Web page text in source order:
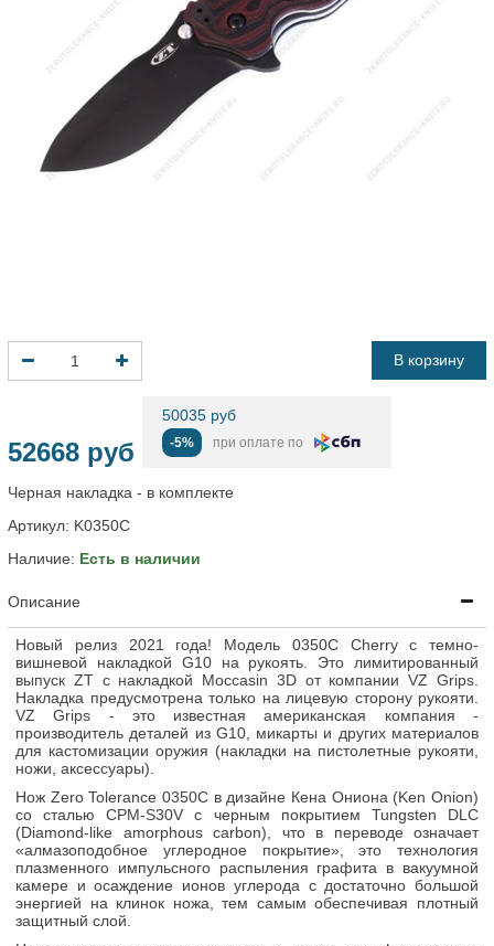
В корзину
52668 руб
50035 руб
-5% при оплате по
Черная накладка - в комплекте
Артикул: K0350C
Наличие: Есть в наличии
Описание
Новый релиз 2021 года! Модель 0350С Cherryс темно-
вишневой накладкой G10 на рукоять.
Это лимитированный
выпуск ZT с накладкой Moccasin 3D от компании VZ Grips.
Накладка предусмотрена только на лицевую сторону рукояти.
VZ Grips - это известная американская компания -
производитель деталей из G10, микарты и других материалов
для кастомизации оружия (накладки на пистолетные рукояти,
ножи, аксессуары).
Нож Zero Tolerance 0350C в дизайне Кена Ониона (Ken Onion)
со сталью CPM-S30V с черным покрытием Tungsten DLC
(Diamond-like amorphous carbon), что в переводе означает
«алмазоподобное углеродное покрытие», это технология
плазменного импульсного распыления графита в вакуумной
камере и осаждение ионов углерода с достаточно большой
энергией на клинок ножа, тем самым обеспечивая плотный
защитный слой.